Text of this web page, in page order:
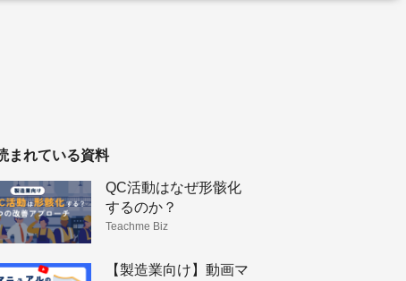
まれている資料
QC活動はなぜ形骸化
するのか？
Teachme Biz
【製造業向け】動画マ